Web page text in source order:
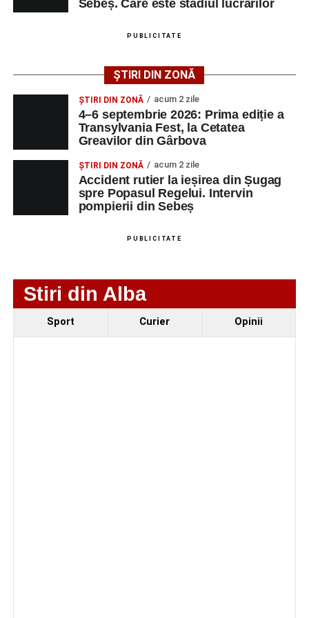
Ultimele știri din Sebeș
Femeie de 66 de ani, transportată în stare gravă la
strada Dorobanți din Sebeș
Accident pe strada Dorobanți din Sebeș: fermeie
de 66 de ani rănită grav, după ce a fost lovită de o
motocicletă
4–6 septembrie 2026: Prima ediție a Transylvania
Fest, la Cetatea Greavilor din Gârbova
Sebeș. Care este stadiul lucrărilor
PUBLICITATE
ȘTIRI DIN ZONĂ
ȘTIRI DIN ZONĂ acum 2 zile
4–6 septembrie 2026: Prima ediție a
Transylvania Fest, la Cetatea
Greavilor din Gârbova
ȘTIRI DIN ZONĂ acum 2 zile
Accident rutier la ieșirea din Șugag
spre Popasul Regelui. Intervin
pompierii din Sebeș
PUBLICITATE
Stiri din Alba
Sport Curier Opinii